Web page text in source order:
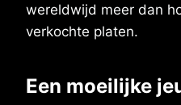
wereldwijd meer dan
verkochte platen.
Een moeilijke